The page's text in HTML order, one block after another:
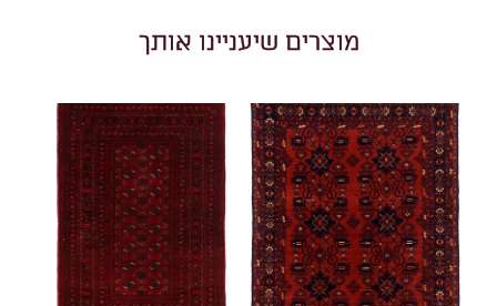
מוצרים שיעניינו אותך